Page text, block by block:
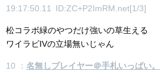
19:17:50.11 ID:ZC+P2ImRM.net[1/3]
松コラボ緑のやつだけ強いの草生える
ワイラビIVの立場無いじゃん
10 ： 名無しプレイヤー＠手札いっぱい。